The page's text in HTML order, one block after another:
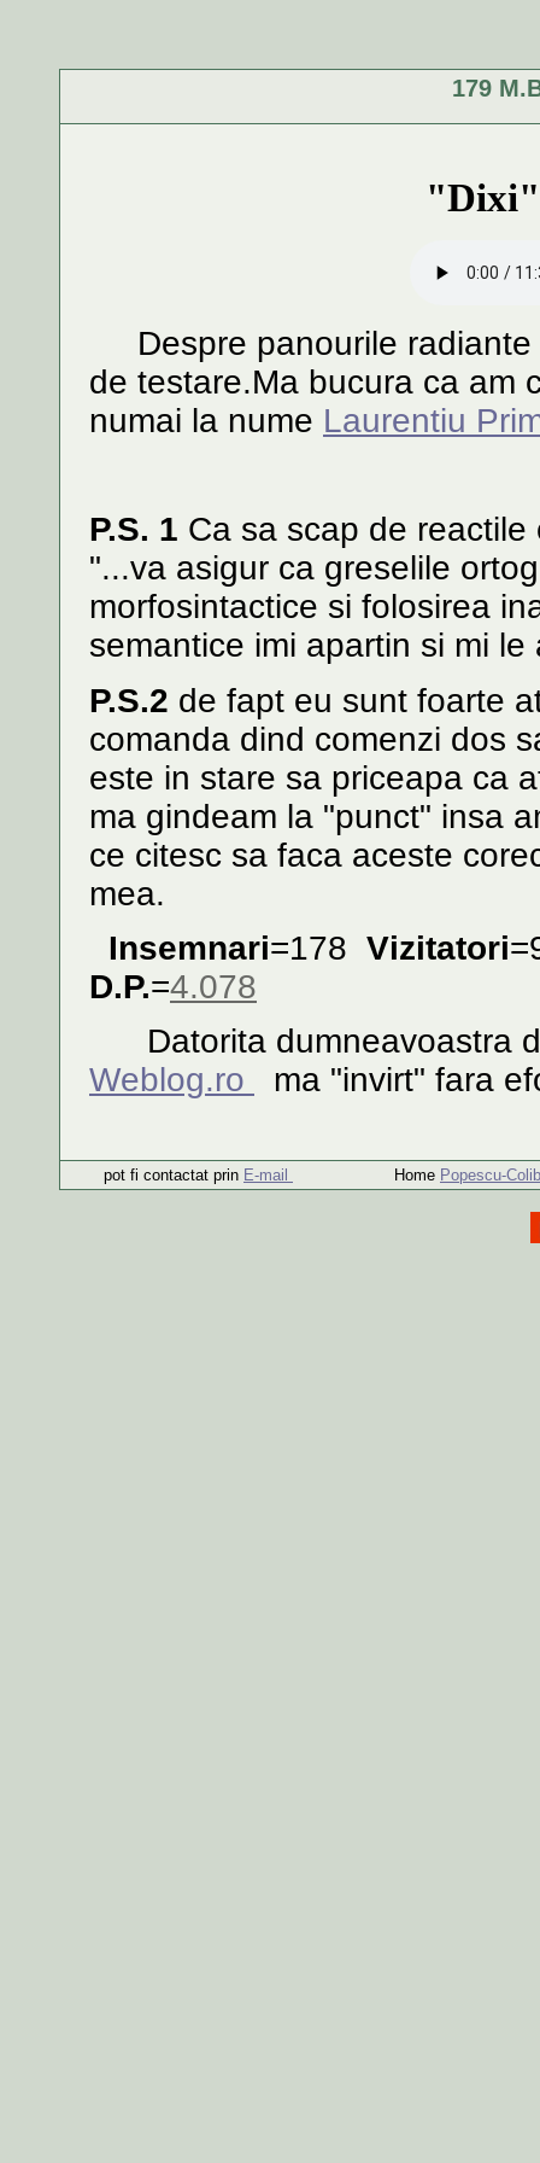
179
"Dixi"
Despre panourile radiante
de testare.Ma bucura ca am
numai la nume Laurentiu
P.S. 1 Ca sa scap de
"...va asigur ca greselile
morfosintactice si folosirea
semantice imi apartin si mi le
P.S.2 de fapt eu sunt foarte
comanda dind comenzi dos
este in stare sa priceapa ca
ma gindeam la "punct" insa
ce citesc sa faca aceste
mea.
Insemnari=178 Vizitatori
D.P.=4.078
Datorita dumneavoastra
Weblog.ro
ma "invirt" fara
pot fi contactat prin E-mail Home Popescu-